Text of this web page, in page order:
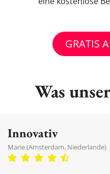
GRATIS
Was
Innovativ
Marie (Amsterdam, Niederlande)